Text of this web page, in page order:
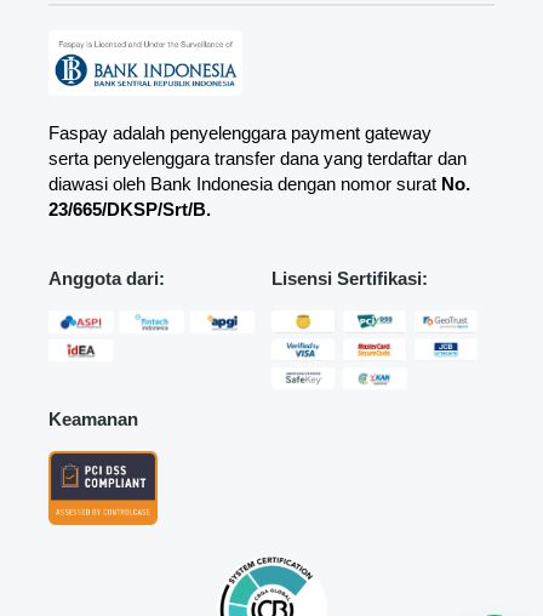
Faspay adalah penyelenggara payment gateway
serta penyelenggara transfer dana yang terdaftar dan
diawasi oleh Bank Indonesia dengan nomor surat No.
23/665/DKSP/Srt/B.
Anggota dari: Lisensi Sertifikasi:
Keamanan